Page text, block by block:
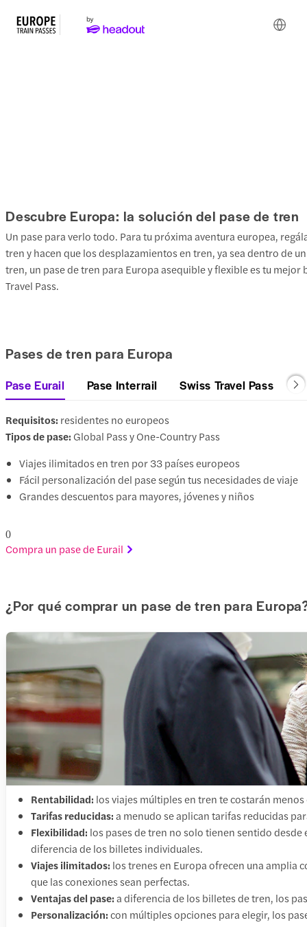
Descubre Europa: la solución del pase de tren
Un pase para verlo todo. Para tu próxima aventura europea,
tren y hacen que los desplazamientos en tren, ya sea dentro de
tren, un pase de tren para Europa asequible y flexible es tu mejor
Travel Pass.
Pases de tren para Europa
Pase Eurail Pase Interrail Swiss Travel Pass
Requisitos: residentes no europeos
Tipos de pase: Global Pass y One-Country Pass
Viajes ilimitados en tren por 33 países europeos
Fácil personalización del pase según tus necesidades de viaje
Grandes descuentos para mayores, jóvenes y niños
0
Compra un pase de Eurail
¿Por qué comprar un pase de tren para
Rentabilidad: los viajes múltiples en tren te costarán
Tarifas reducidas:a menudo se aplican tarifas reducidas
Flexibilidad: los pases de tren no solo tienen sentido
diferencia de los billetes individuales.
Viajes ilimitados: los trenes en Europa ofrecen una amplia
que las conexiones sean perfectas.
Ventajas del pase:a diferencia de los billetes de tren, los
Personalización:con múltiples opciones para elegir, los